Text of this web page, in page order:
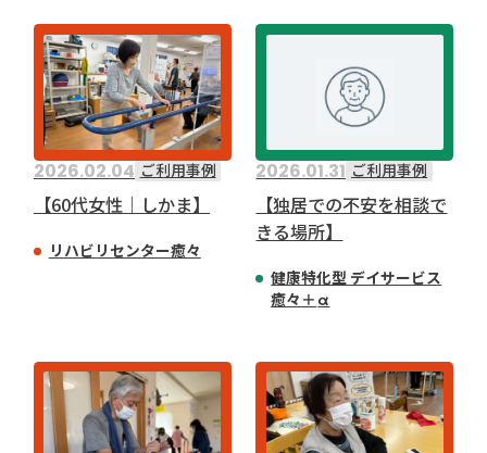
2026.02.04 ご利用事例
リハビリセンター癒々
【60代女性｜しかま】
2026.01.31 ご利用事例
健康特化型 デイサービス
癒々＋α
【独居での不安を相談で
きる場所】